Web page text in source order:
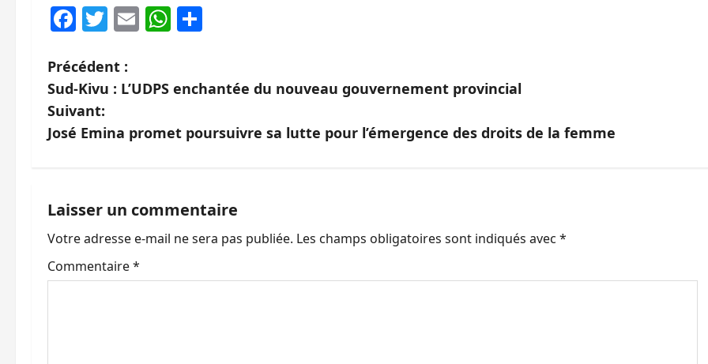
Facebook
Twitter
EmailWhatsApp
N
a
v
g
a
t
Précédent :
Sud-Kivu : L’UDPS enchantée du nouveau gouvernement provincial
Suivant:
José Emina promet poursuivre sa lutte pour l’émergence des droits de la femme
Laisser un commentaire
Votre adresse e-mail ne sera pas publiée. Les champs obligatoires sont indiqués avec *
Commentaire*